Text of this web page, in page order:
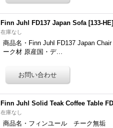
Finn Juhl FD137 Japan Sofa [133-HE]
在庫なし
商品名・Finn Juhl FD137 Japan
ーク材 原産国・デ…
Finn Juhl Solid Teak Coffee Table
在庫なし
商品名・フィンユール チーク無垢